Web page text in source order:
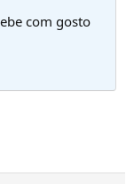
com gosto